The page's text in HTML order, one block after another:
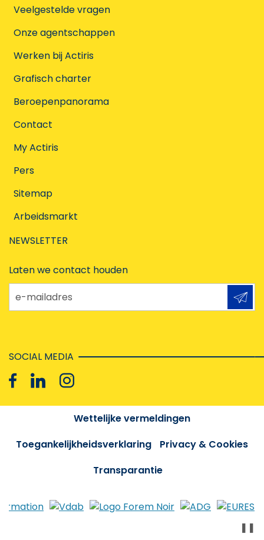
Veelgestelde vragen
Onze agentschappen
Werken bij Actiris
Grafisch charter
Beroepenpanorama
Contact
My Actiris
Pers
Sitemap
Arbeidsmarkt
NEWSLETTER
Laten we contact houden
e-mailadres
SOCIAL MEDIA
Wettelijke vermeldingen
Toegankelijkheidsverklaring
Privacy & Cookies
Transparantie
❚❚